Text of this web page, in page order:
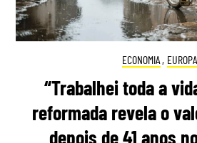
ECONOMIA , EUROPA
“Trabalhei toda a
reformada revela o
depois de 41 anos